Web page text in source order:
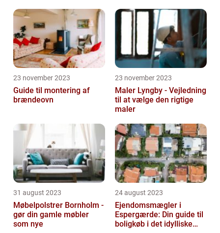
23 november 2023
Guide til montering af
brændeovn
23 november 2023
Maler Lyngby - Vejledning
til at vælge den rigtige
maler
31 august 2023
Møbelpolstrer Bornholm -
gør din gamle møbler
som nye
24 august 2023
Ejendomsmægler i
Espergærde: Din guide til
boligkøb i det idylliske